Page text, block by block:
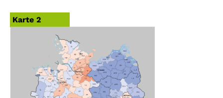
Karte 2